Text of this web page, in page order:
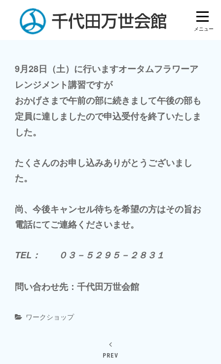
content
9月28日（土）に行いますオータムフラワーア
レンジメント講習ですが
おかげさまで午前の部に続きまして午後の部も
定員に達しましたので申込受付を終了いたしま
した。
たくさんのお申し込みありがとうございまし
た。
尚、今後キャンセル待ちを希望の方はその旨お
電話にてご連絡くださいませ。
TEL： ０３－５２９５－２８３１
問い合わせ先：千代田万世会館
Categories
ワークショップ
投
稿
ナ
ビ
ー
シ
ョ
ン
PREV